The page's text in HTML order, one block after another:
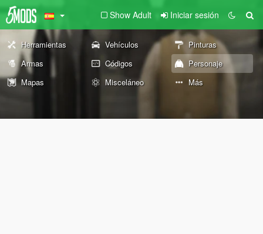
Show Adult Iniciar sesión
Herramientas Vehículos
Pinturas
Armas
Códigos
Personaje
Mapas
Misceláneo Más